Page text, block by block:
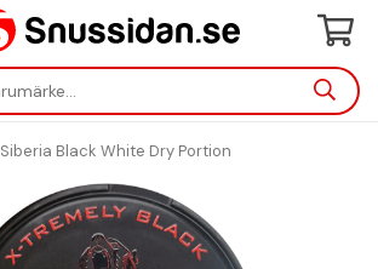
Siberia Black White Dry Portion